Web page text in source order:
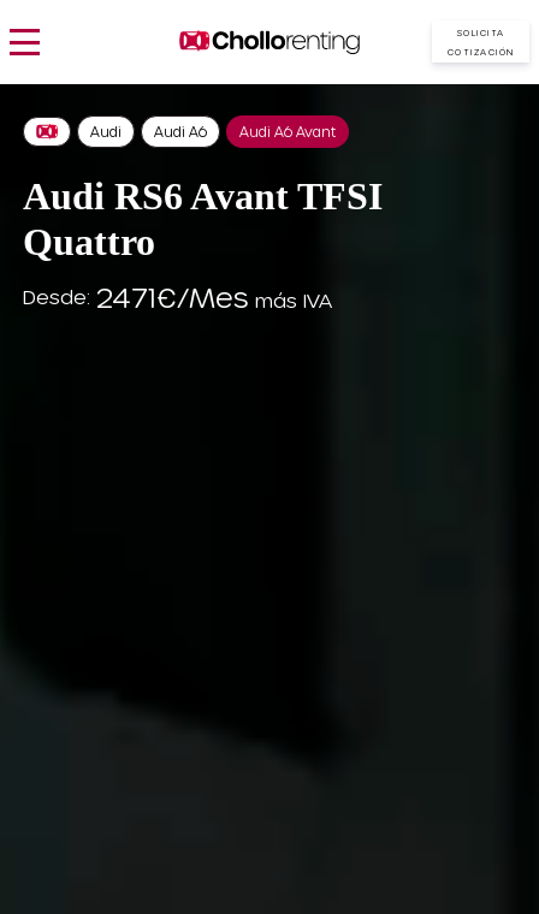
SOLICITA
COTIZACIÓN
Audi Audi A6 Audi A6 Avant
Audi RS6 Avant TFSI
Quattro
Desde: 2471€/Mes más IVA